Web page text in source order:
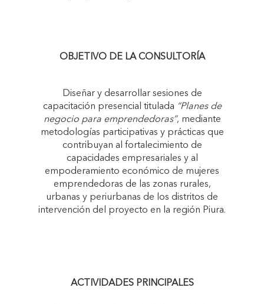
OBJETIVO DE LA CONSULTORÍA
Diseñar y desarrollar sesiones de
capacitación presencial titulada “Planes de
negocio para emprendedoras”, mediante
metodologías participativas y prácticas que
contribuyan al fortalecimiento de
capacidades empresariales y al
empoderamiento económico de mujeres
emprendedoras de las zonas rurales,
urbanas y periurbanas de los distritos de
intervención del proyecto en la región Piura.
ACTIVIDADES PRINCIPALES